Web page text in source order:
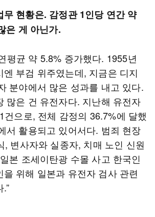
현황은. 감정관 1인당 연간 약
은 게 아닌가.
평균 약 5.8% 증가했다. 1955년
엔 부검 위주였는데, 지금은 디지
분야에서 많은 성과를 내고 있다.
많은 건 유전자다. 지난해 유전자
건으로, 전체 감정의 36.7%에 달했
서 활용되고 있어서다. 범죄 현장
, 변사자와 실종자, 치매 노인 신원
본 조세이탄광 수몰 사고 한국인
을 위해 일본과 유전자 검사 관련